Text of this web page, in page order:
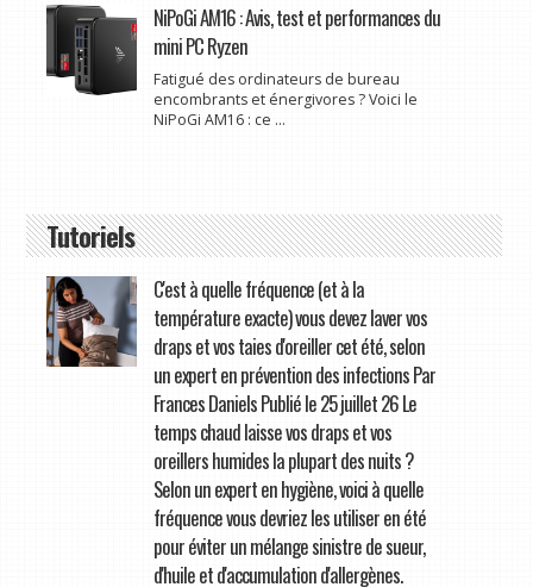
NiPoGi AM16 : Avis, test et performances du
mini PC Ryzen
Fatigué des ordinateurs de bureau
encombrants et énergivores ? Voici le
NiPoGi AM16 : ce ...
Tutoriels
C'est à quelle fréquence (et à la
température exacte) vous devez laver vos
draps et vos taies d'oreiller cet été, selon
un expert en prévention des infections Par
Frances Daniels Publié le 25 juillet 26 Le
temps chaud laisse vos draps et vos
oreillers humides la plupart des nuits ?
Selon un expert en hygiène, voici à quelle
fréquence vous devriez les utiliser en été
pour éviter un mélange sinistre de sueur,
d'huile et d'accumulation d'allergènes.